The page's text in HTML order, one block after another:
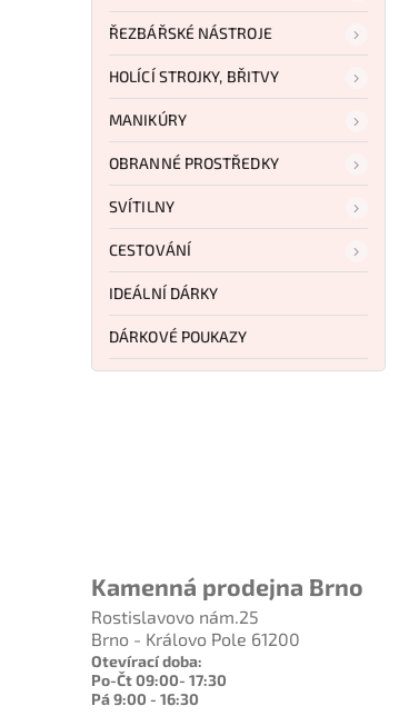
ŘEZBÁŘSKÉ NÁSTROJE
HOLÍCÍ STROJKY, BŘITVY
MANIKÚRY
OBRANNÉ PROSTŘEDKY
SVÍTILNY
CESTOVÁNÍ
IDEÁLNÍ DÁRKY
DÁRKOVÉ POUKAZY
Kamenná prodejna Brno
Rostislavovo nám.25
Brno - Královo Pole 61200
Otevírací doba:
Po-Čt 09:00- 17:30
Pá 9:00 - 16:30